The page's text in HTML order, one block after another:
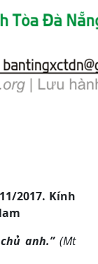
11/2017. Kính
anh.” (Mt